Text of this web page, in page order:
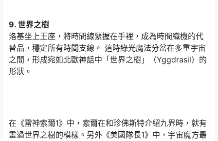
9. 世界之樹
洛基坐上王座，將時間線緊握在手裡，成為時間織機的代
替品，穩定所有時間支線。 這時綠光魔法分岔在多重宇宙
之間，形成宛如北歐神話中「世界之樹」（Yggdrasil）的
形狀。
在《雷神索爾1》中，索爾在和珍佛斯特介紹九界時，就有
畫過世界之樹的模樣。另外《美國隊長1》中，宇宙魔方最